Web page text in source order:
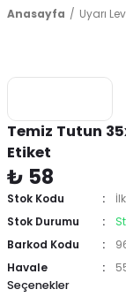
Anasayfa Uyarı
Temiz Tutun
Etiket
₺ 58
Stok Kodu
Stok Durumu
Barkod Kodu
Havale
Seçenekler